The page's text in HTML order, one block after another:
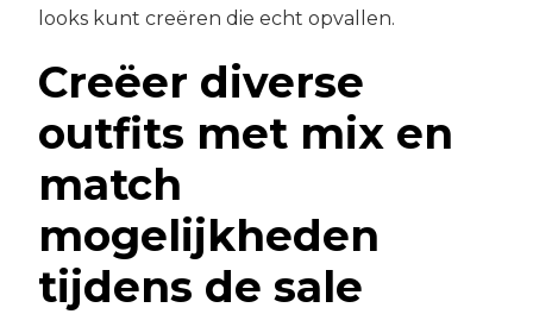
looks kunt creëren die echt opvallen.
Creëer diverse
outfits met mix en
match
mogelijkheden
tijdens de sale